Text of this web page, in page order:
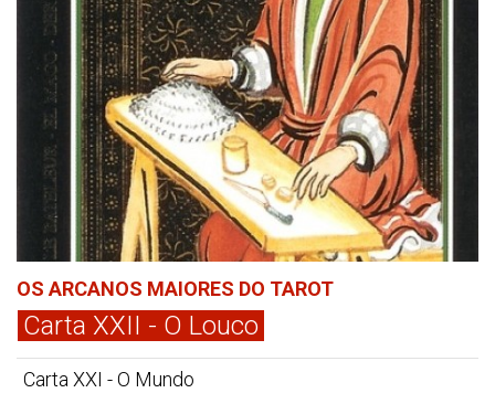
OS ARCANOS MAIORES DO TAROT
Carta XXII - O Louco
Carta XXI - O Mundo